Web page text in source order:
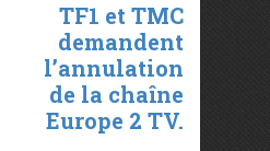
TF1 et TMC
demandent
l’annulation
de la chaîne
Europe 2 TV.